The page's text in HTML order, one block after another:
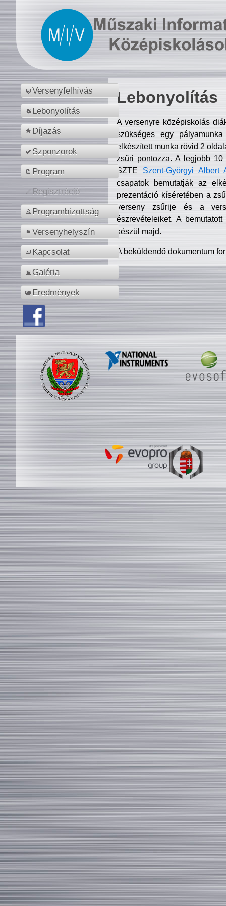
Versenyfelhívás
Lebonyolítás
Díjazás
Szponzorok
Program
Regisztráció
Programbizottság
Versenyhelyszín
Kapcsolat
Galéria
Eredmények
Lebonyolítás
A versenyre középiskolás
szükséges egy
elkészített munka rövid 2
zsűri pontozza. A legjobb
SZTE Szent-Györgyi Albert
csapatok bemutatják az
prezentáció kíséretében a
verseny zsűrije és a
észrevételeiket. A
készül majd.
A beküldendő dokumentum